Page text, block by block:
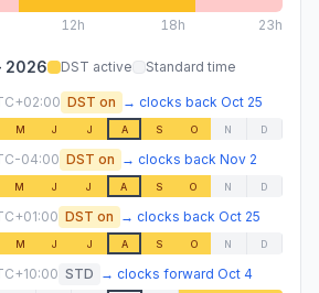
12h 18h 23h
2026 DST active Standard time
DST on → clocks back Oct 25
M J J A S O N D
04:00 DST on → clocks back Nov 2
M J J A S O N D
DST on → clocks back Oct 25
M J J A S O N D
STD → clocks forward Oct 4